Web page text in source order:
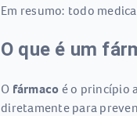
Em resumo: todo
O que é um
O fármaco é o princípio
diretamente para